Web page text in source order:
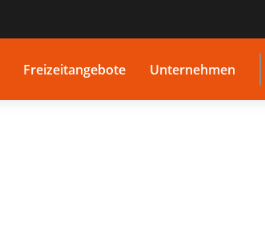
Freizeitangebote Unternehmen